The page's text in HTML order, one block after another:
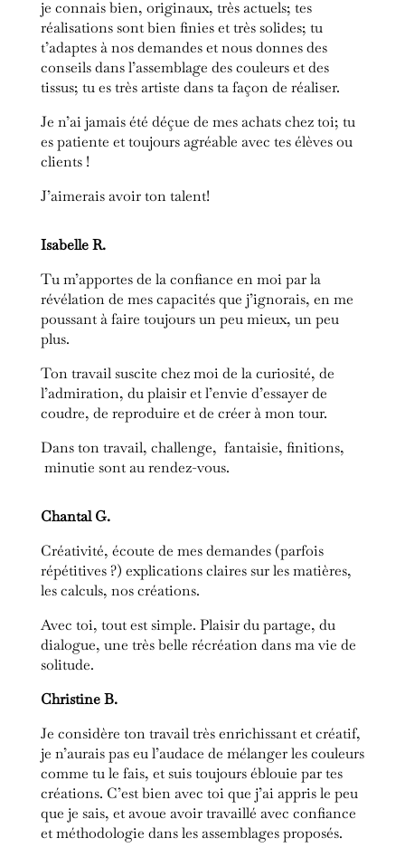
je connais bien, originaux, très actuels; tes
réalisations sont bien finies et très solides; tu
t’adaptes à nos demandes et nous donnes des
conseils dans l’assemblage des couleurs et des
tissus; tu es très artiste dans ta façon de réaliser.
Je n’ai jamais été déçue de mes achats chez toi; tu
es patiente et toujours agréable avec tes élèves ou
clients !
J’aimerais avoir ton talent!
Isabelle R.
Tu m’apportes de la confiance en moi par la
révélation de mes capacités que j’ignorais, en me
poussant à faire toujours un peu mieux, un peu
plus.
Ton travail suscite chez moi de la curiosité, de
l’admiration, du plaisir et l’envie d’essayer de
coudre, de reproduire et de créer à mon tour.
Dans ton travail, challenge, fantaisie, finitions,
minutie sont au rendez-vous.
Chantal G.
Créativité, écoute de mes demandes (parfois
répétitives ?) explications claires sur les matières,
les calculs, nos créations.
Avec toi, tout est simple. Plaisir du partage, du
dialogue, une très belle récréation dans ma vie de
solitude.
Christine B.
Je considère ton travail très enrichissant et créatif,
je n’aurais pas eu l’audace de mélanger les couleurs
comme tu le fais, et suis toujours éblouie par tes
créations. C’est bien avec toi que j’ai appris le peu
que je sais, et avoue avoir travaillé avec confiance
et méthodologie dans les assemblages proposés.